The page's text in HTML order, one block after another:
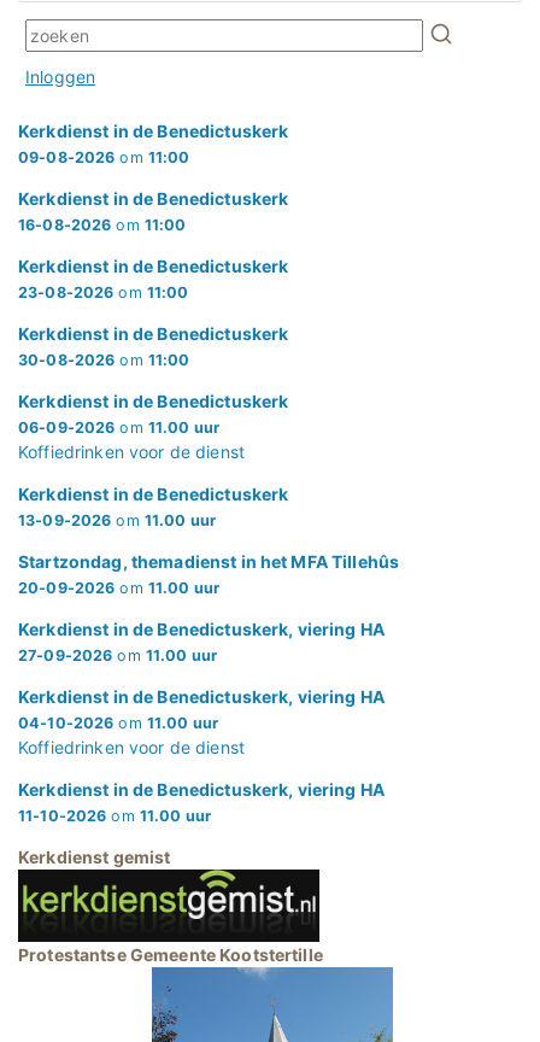
Inloggen
Kerkdienst in de Benedictuskerk
09-08-2026 om 11:00
Kerkdienst in de Benedictuskerk
16-08-2026 om 11:00
Kerkdienst in de Benedictuskerk
23-08-2026 om 11:00
Kerkdienst in de Benedictuskerk
30-08-2026 om 11:00
Kerkdienst in de Benedictuskerk
06-09-2026 om 11.00 uur
Koffiedrinken voor de dienst
Kerkdienst in de Benedictuskerk
13-09-2026 om 11.00 uur
Startzondag, themadienst in het MFA Tillehûs
20-09-2026 om 11.00 uur
Kerkdienst in de Benedictuskerk, viering HA
27-09-2026 om 11.00 uur
Kerkdienst in de Benedictuskerk, viering HA
04-10-2026 om 11.00 uur
Koffiedrinken voor de dienst
Kerkdienst in de Benedictuskerk, viering HA
11-10-2026 om 11.00 uur
Kerkdienst gemist
Protestantse Gemeente Kootstertille